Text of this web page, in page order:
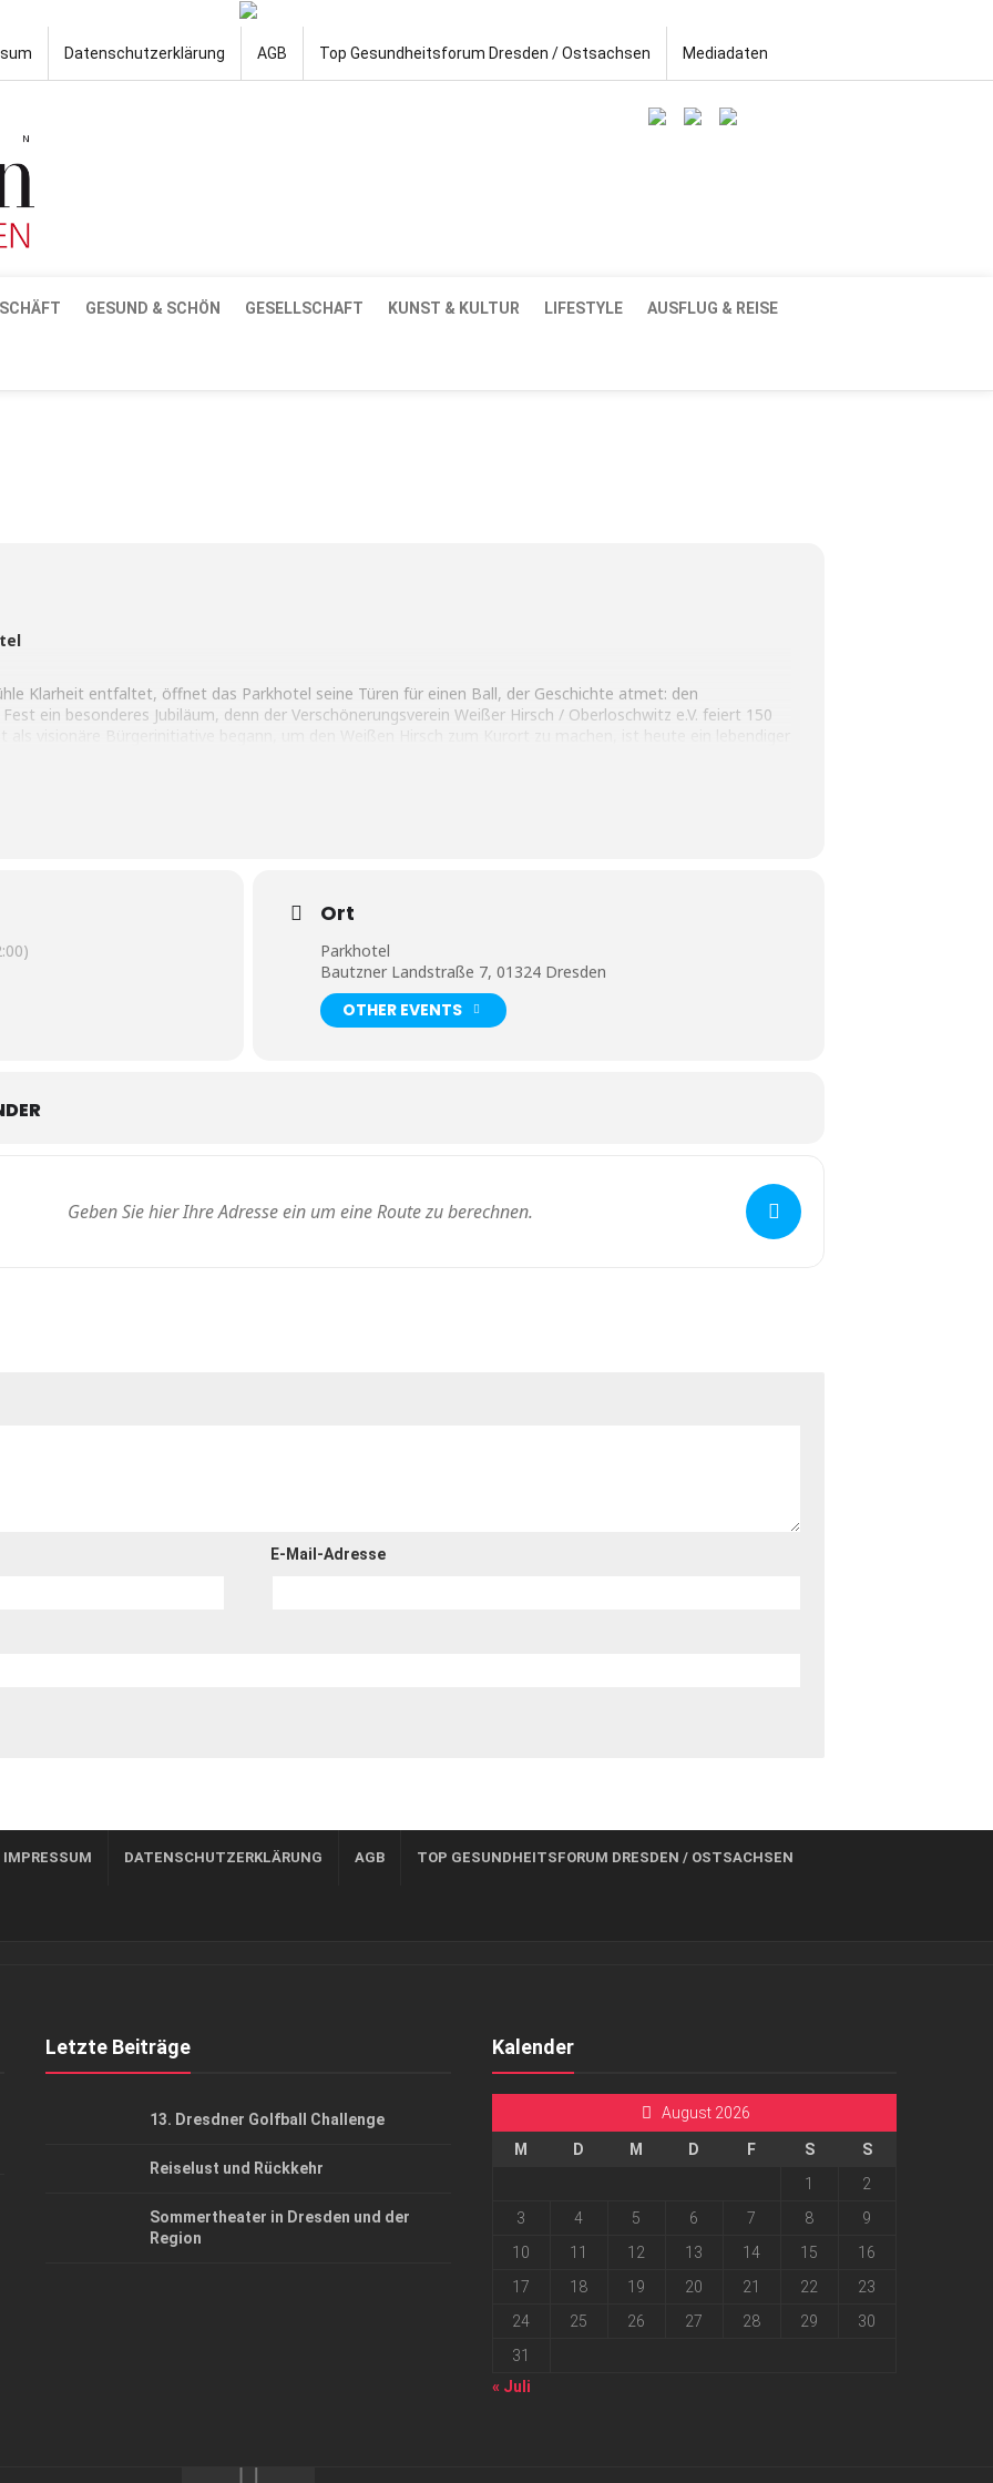
Datenschutzerklärung AGB Top Gesundheitsforum Dresden / Ostsachsen Mediadaten
GESUND & SCHÖN GESELLSCHAFT KUNST & KULTUR LIFESTYLE AUSFLUG & REISE
Klarheit entfaltet, öffnet das Parkhotel seine Türen für einen Ball, der Geschichte at­met: den
ein besonde­res Jubiläum, denn der Verschönerungsverein Weißer Hirsch / Oberloschwitz e.V. feiert 150
als visionäre Bürgerinitiative begann, um den Weißen Hirsch zum Kurort zu machen, ist heute ein lebendiger
Im prachtvollen Saal entfaltet sich ein fein abgestimmtes Programm aus Musik, Schauspiel und Tanz.
Parkhotel Weißer Hirsch Dresden
Ort
Parkhotel
Bautzner Landstraße 7, 01324 Dresden
OTHER EVENTS
E-Mail-Adresse
IMPRESSUM DATENSCHUTZERKLÄRUNG AGB TOP GESUNDHEITSFORUM DRESDEN / OSTSACHSEN
Letzte Beiträge
13. Dresdner Golfball Challenge
Reiselust und Rückkehr
Sommertheater in Dresden und der
Region
Kalender
August 2026
M D M D F S
S
1
2
3
4 5 6 7 8
9
10
11 12 13 14 15
16
17
18 19 20 21 22
23
24
25 26 27 28 29
30
31
« Juli